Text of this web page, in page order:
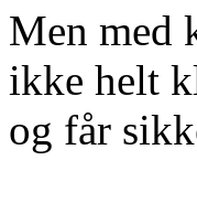
Men med
ikke helt
og får